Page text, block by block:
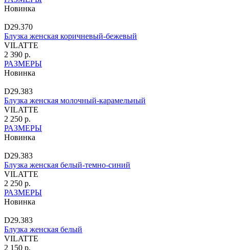
Новинка
D29.370
Блузка женская коричневый-бежевый
VILATTE
2 390 р.
РАЗМЕРЫ
Новинка
D29.383
Блузка женская молочный-карамельный
VILATTE
2 250 р.
РАЗМЕРЫ
Новинка
D29.383
Блузка женская белый-темно-синий
VILATTE
2 250 р.
РАЗМЕРЫ
Новинка
D29.383
Блузка женская белый
VILATTE
2 150 р.